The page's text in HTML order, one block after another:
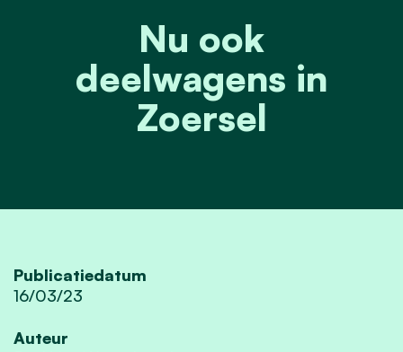
Nu ook
deelwagens in
Zoersel
Publicatiedatum
16/03/23
Auteur